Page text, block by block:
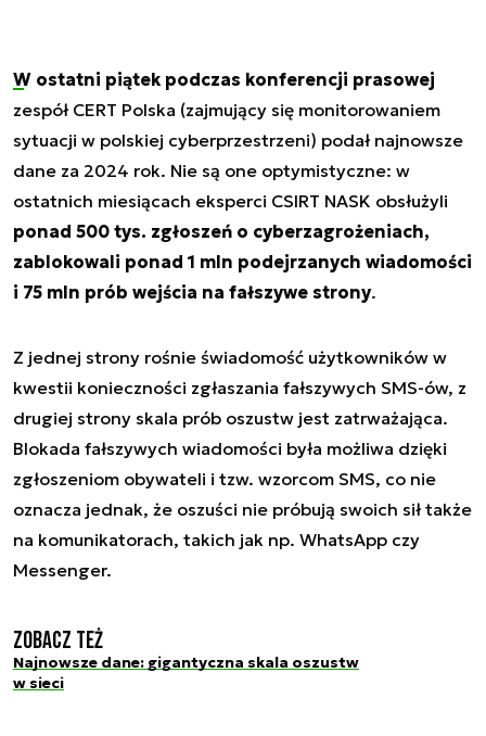
W ostatni piątek podczas konferencji prasowej
zespół CERT Polska (zajmujący się monitorowaniem
sytuacji w polskiej cyberprzestrzeni) podał najnowsze
dane za 2024 rok. Nie są one optymistyczne: w
ostatnich miesiącach eksperci CSIRT NASK obsłużyli
ponad 500 tys. zgłoszeń o cyberzagrożeniach,
zablokowali ponad 1 mln podejrzanych wiadomości
i 75 mln prób wejścia na fałszywe strony.
Z jednej strony rośnie świadomość użytkowników w
kwestii konieczności zgłaszania fałszywych SMS-ów, z
drugiej strony skala prób oszustw jest zatrważająca.
Blokada fałszywych wiadomości była możliwa dzięki
zgłoszeniom obywateli i tzw. wzorcom SMS, co nie
oznacza jednak, że oszuści nie próbują swoich sił także
na komunikatorach, takich jak np. WhatsApp czy
Messenger.
Zobacz też
Najnowsze dane: gigantyczna skala oszustw
w sieci